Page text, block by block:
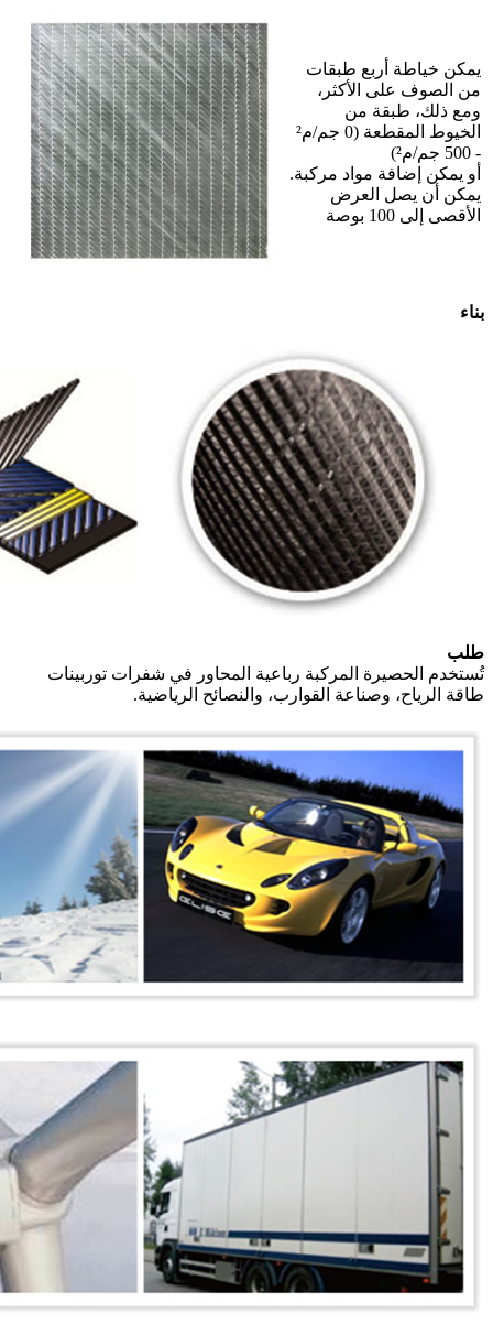
يمكن خياطة أربع طبقات
من الصوف على الأكثر،
ومع ذلك، طبقة من
الخيوط المقطعة (0 جم/م²
- 500 جم/م²)
أو يمكن إضافة مواد مركبة.
يمكن أن يصل العرض
الأقصى إلى 100 بوصة
بناء
طلب
تُستخدم الحصيرة المركبة رباعية المحاور في شفرات توربينات
طاقة الرياح، وصناعة القوارب، والنصائح الرياضية.